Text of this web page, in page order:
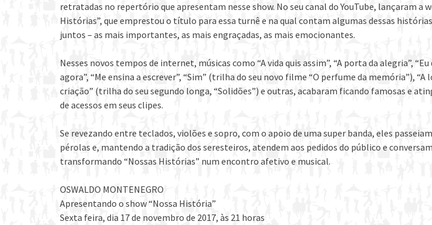
retratadas no repertório que apresentam nesse show. No seu canal do YouTube, lançaram a
Histórias”, que emprestou o título para essa turnê e na qual contam algumas dessas
juntos – as mais importantes, as mais engraçadas, as mais emocionantes.
Nesses novos tempos de internet, músicas como “A vida quis assim”, “A porta da alegria”,
agora”, “Me ensina a escrever”, “Sim” (trilha do seu novo filme “O perfume da memória”), “A
criação” (trilha do seu segundo longa, “Solidões”) e outras, acabaram ficando famosas e
de acessos em seus clipes.
Se revezando entre teclados, violões e sopro, com o apoio de uma super banda, eles
pérolas e, mantendo a tradição dos seresteiros, atendem aos pedidos do público e
transformando “Nossas Histórias” num encontro afetivo e musical.
OSWALDO MONTENEGRO
Apresentando o show “Nossa História”
Sexta feira, dia 17 de novembro de 2017, às 21 horas